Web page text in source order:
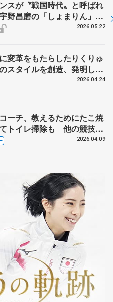
スが〝戦国時代〟と呼ばれ
野昌磨の「しょまりん」ら
次いで参戦 国内の競争激
2026.05.22
変革をもたらしたりくりゅ
スタイルを創造、発明した
後②】
2026.04.24
ーチ、教えるためにたこ焼
トイレ掃除も 他の競技に
という坂本花織の筋肉2026.04.09